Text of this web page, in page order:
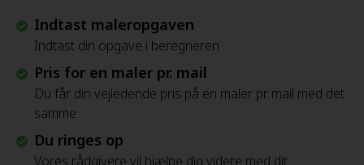
Indtast maleropgaven
Indtast din opgave i beregneren
Pris for en maler pr. mail
Du får din vejledende pris på en maler pr. mail med det
samme
Du ringes op
Vores rådgivere vil hjælpe dig videre med dit